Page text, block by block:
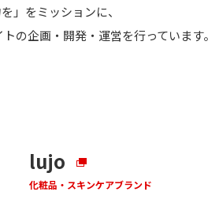
」をミッションに、
の企画・開発・運営を行っています。
lujo
化粧品・スキンケアブランド